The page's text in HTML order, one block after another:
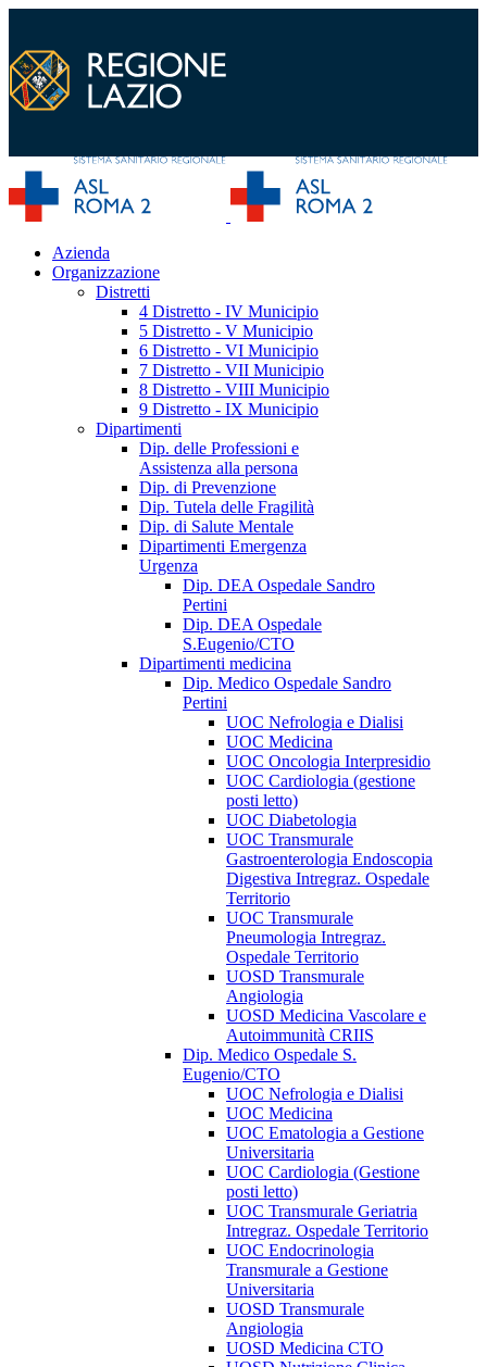
Azienda
Organizzazione
Distretti
4 Distretto - IV Municipio
5 Distretto - V Municipio
6 Distretto - VI Municipio
7 Distretto - VII Municipio
8 Distretto - VIII Municipio
9 Distretto - IX Municipio
Dipartimenti
Dip. delle Professioni e
Assistenza alla persona
Dip. di Prevenzione
Dip. Tutela delle Fragilità
Dip. di Salute Mentale
Dipartimenti Emergenza
Urgenza
Dip. DEA Ospedale Sandro
Pertini
Dip. DEA Ospedale
S.Eugenio/CTO
Dipartimenti medicina
Dip. Medico Ospedale Sandro
Pertini
UOC Nefrologia e Dialisi
UOC Medicina
UOC Oncologia Interpresidio
UOC Cardiologia (gestione
posti letto)
UOC Diabetologia
UOC Transmurale
Gastroenterologia Endoscopia
Digestiva Intregraz. Ospedale
Territorio
UOC Transmurale
Pneumologia Intregraz.
Ospedale Territorio
UOSD Transmurale
Angiologia
UOSD Medicina Vascolare e
Autoimmunità CRIIS
Dip. Medico Ospedale S.
Eugenio/CTO
UOC Nefrologia e Dialisi
UOC Medicina
UOC Ematologia a Gestione
Universitaria
UOC Cardiologia (Gestione
posti letto)
UOC Transmurale Geriatria
Intregraz. Ospedale Territorio
UOC Endocrinologia
Transmurale a Gestione
Universitaria
UOSD Transmurale
Angiologia
UOSD Medicina CTO